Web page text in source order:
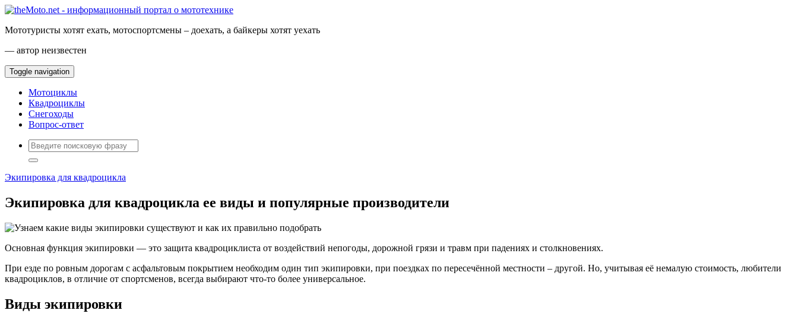
Мототуристы хотят ехать, мотоспортсмены – доехать, а байкеры хотят уехать
— автор неизвестен
Toggle navigation
Мотоциклы
Квадроциклы
Снегоходы
Вопрос-ответ
Экипировка для квадроцикла
Экипировка для квадроцикла ее виды и популярные производители
Основная функция экипировки — это защита квадроциклиста от воздействий непогоды, дорожной грязи и травм при падениях и столкновениях.
При езде по ровным дорогам с асфальтовым покрытием необходим один тип экипировки, при поездках по пересечённой местности – другой. Но, учитывая её немалую стоимость, любители
квадроциклов, в отличие от спортсменов, всегда выбирают что-то более универсальное.
Виды экипировки